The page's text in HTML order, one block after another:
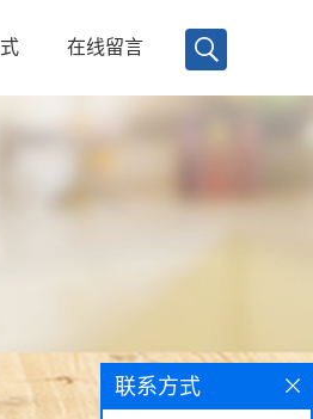
在线留言
联系方式